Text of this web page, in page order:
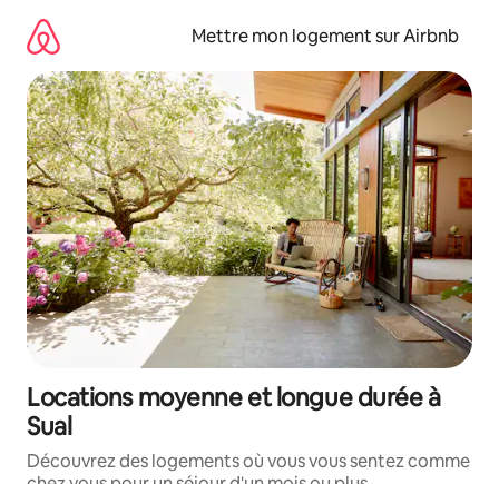
directement
contenu
Mettre mon logement sur Airbnb
Locations moyenne et longue durée à
Sual
Découvrez des logements où vous vous sentez comme